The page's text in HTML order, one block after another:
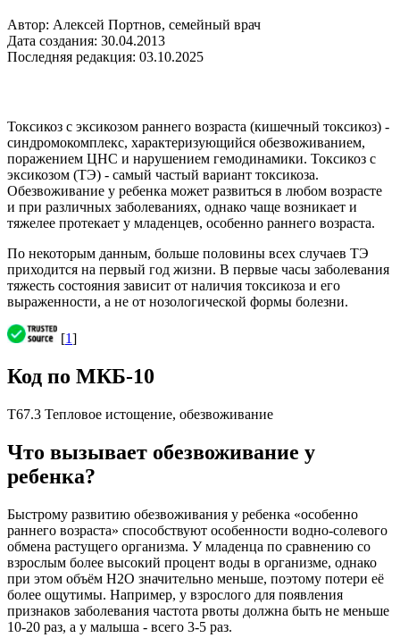
Автор: Алексей Портнов, семейный врач
Дата создания: 30.04.2013
Последняя редакция: 03.10.2025
Токсикоз с эксикозом раннего возраста (кишечный токсикоз) -
синдромокомплекс, характеризующийся обезвоживанием,
поражением ЦНС и нарушением гемодинамики. Токсикоз с
эксикозом (ТЭ) - самый частый вариант токсикоза.
Обезвоживание у ребенка может развиться в любом возрасте
и при различных заболеваниях, однако чаще возникает и
тяжелее протекает у младенцев, особенно раннего возраста.
По некоторым данным, больше половины всех случаев ТЭ
приходится на первый год жизни. В первые часы заболевания
тяжесть состояния зависит от наличия токсикоза и его
выраженности, а не от нозологической формы болезни.
[1]
Код по МКБ-10
T67.3 Тепловое истощение, обезвоживание
Что вызывает обезвоживание у
ребенка?
Быстрому развитию обезвоживания у ребенка «особенно
раннего возраста» способствуют особенности водно-солевого
обмена растущего организма. У младенца по сравнению со
взрослым более высокий процент воды в организме, однако
при этом объём H2O значительно меньше, поэтому потери её
более ощутимы. Например, у взрослого для появления
признаков заболевания частота рвоты должна быть не меньше
10-20 раз, а у малыша - всего 3-5 раз.